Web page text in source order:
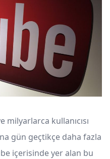
kullanıcısı
gün geçtikçe daha fazla
içerisinde yer alan bu